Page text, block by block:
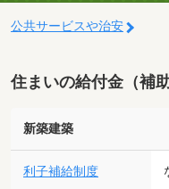
公共サービスや治安
住まいの給付金（補
新築建築
利子補給制度